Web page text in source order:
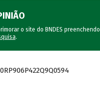
o site do BNDES preenchendo
.